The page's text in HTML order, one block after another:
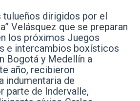
tulueños dirigidos por el
Velásquez que se preparan
los próximos Juegos
e intercambios boxísticos
Bogotá y Medellín a
año, recibieron
indumentaria de
parte de Indervalle,